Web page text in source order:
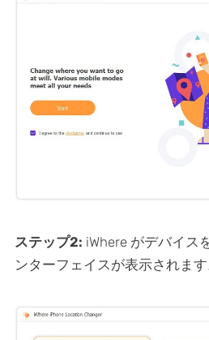
ステップ2: iWhere がデバイス
ンターフェイスが表示されます